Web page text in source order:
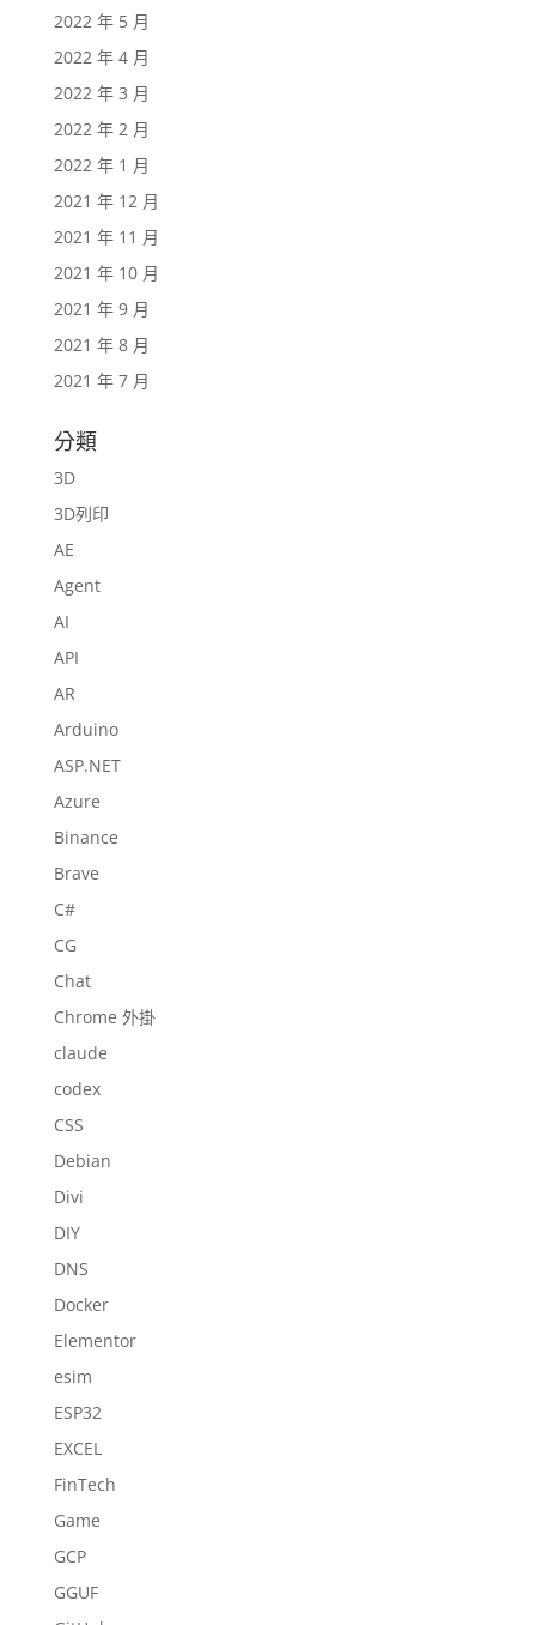
2022 年 5 月
2022 年 4 月
2022 年 3 月
2022 年 2 月
2022 年 1 月
2021 年 12 月
2021 年 11 月
2021 年 10 月
2021 年 9 月
2021 年 8 月
2021 年 7 月
分類
3D
3D列印
AE
Agent
AI
API
AR
Arduino
ASP.NET
Azure
Binance
Brave
C#
CG
Chat
Chrome 外掛
claude
codex
CSS
Debian
Divi
DIY
DNS
Docker
Elementor
esim
ESP32
EXCEL
FinTech
Game
GCP
GGUF